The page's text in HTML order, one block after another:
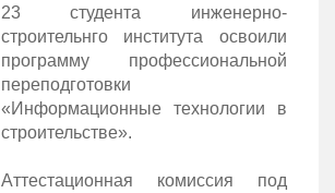
23 студента инженерно-
строительнго института освоили
программу профессиональной
переподготовки
«Информационные технологии в
строительстве».
Аттестационная комиссия под